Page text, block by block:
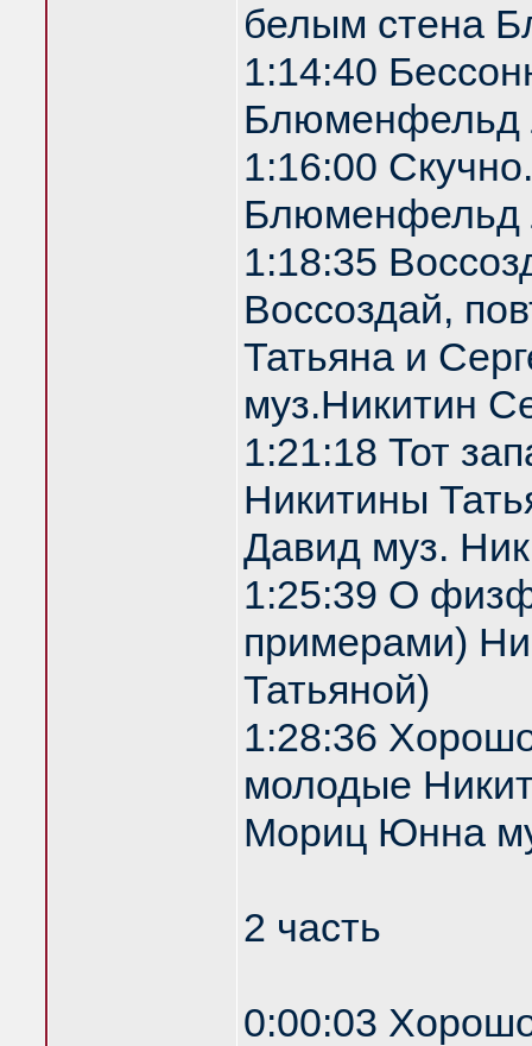
белым стена
1:14:40
Блюменфельд
1:16:00
Блюменфельд
1:18:35
Воссоздай,
Татьяна и
муз.Никитин
1:21:18 Тот
Никитины
Давид муз.
1:25:39 О
примерами)
Татьяной)
1:28:36
молодые
Мориц Юнна
2 часть
0:00:03